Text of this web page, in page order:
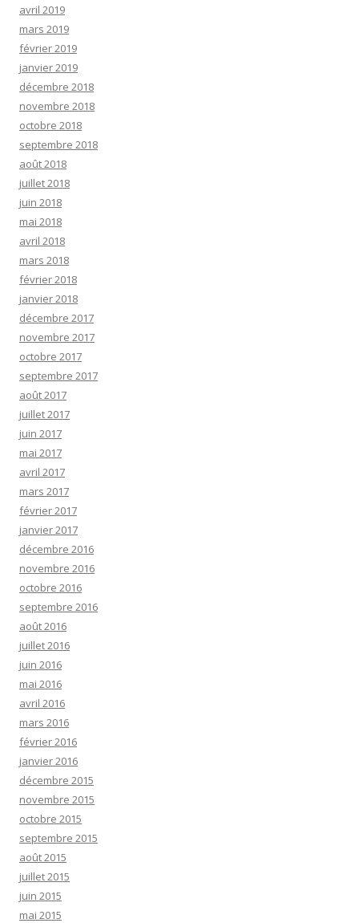
avril 2019
mars 2019
février 2019
janvier 2019
décembre 2018
novembre 2018
octobre 2018
septembre 2018
août 2018
juillet 2018
juin 2018
mai 2018
avril 2018
mars 2018
février 2018
janvier 2018
décembre 2017
novembre 2017
octobre 2017
septembre 2017
août 2017
juillet 2017
juin 2017
mai 2017
avril 2017
mars 2017
février 2017
janvier 2017
décembre 2016
novembre 2016
octobre 2016
septembre 2016
août 2016
juillet 2016
juin 2016
mai 2016
avril 2016
mars 2016
février 2016
janvier 2016
décembre 2015
novembre 2015
octobre 2015
septembre 2015
août 2015
juillet 2015
juin 2015
mai 2015